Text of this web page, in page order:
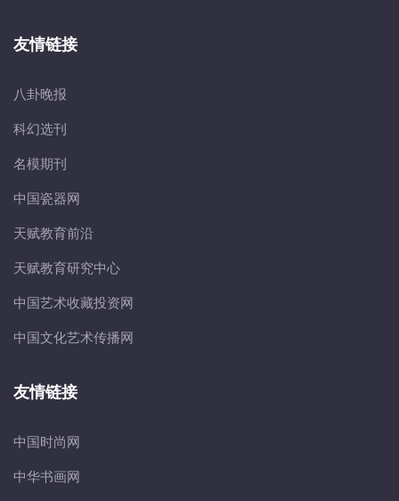
友情链接
八卦晚报
科幻选刊
名模期刊
中国瓷器网
天赋教育前沿
天赋教育研究中心
中国艺术收藏投资网
中国文化艺术传播网
友情链接
中国时尚网
中华书画网